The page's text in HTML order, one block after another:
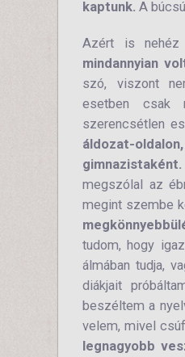
kaptunk. A
Azért is
mindannyian
szó, viszont
esetben csak
szerencsétlen
áldozat-
megszólal az
megint szembe
tudom, hogy
álmában tudja,
diákjait
beszéltem a
velem, mivel
legnagyobb